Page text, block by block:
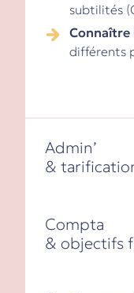
subtilités
Connaître
différents
Admin’
&
Compta
& objectifs